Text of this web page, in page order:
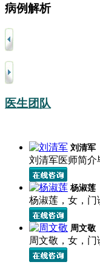
病例解析
医生团队
刘清军
刘清军医师简介
杨淑莲
杨淑莲，女，门
周文敬
周文敬，女，